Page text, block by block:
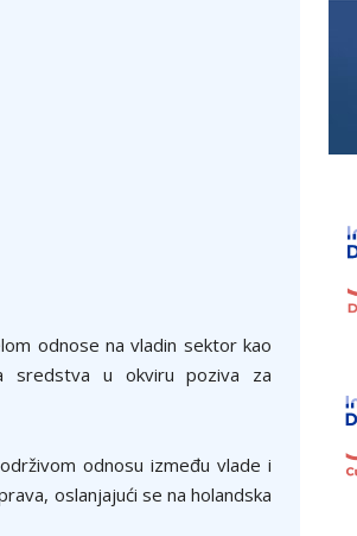
odnose na vladin sektor kao
sredstva u okviru poziva za
odnosu između vlade i
oslanjajući se na holandska